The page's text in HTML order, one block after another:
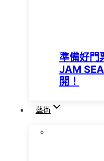
準備好門
JAM
開！
藝術